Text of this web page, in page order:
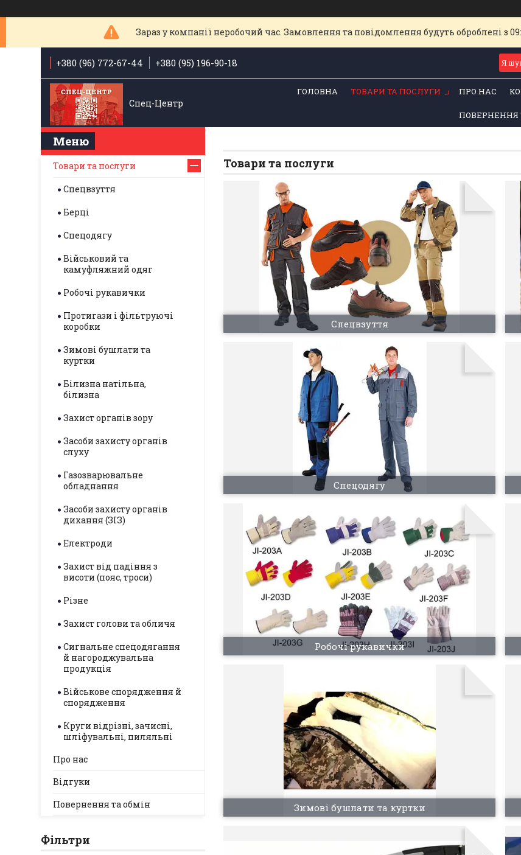
Зараз у компанії неробочий час. Замовлення та повідомлення будуть оброблені з
+380 (96) 772-67-44 +380 (95) 196-90-18
Спец-Центр
ГОЛОВНА ТОВАРИ ТА ПОСЛУГИ ПРО НАС
ПОВЕРНЕННЯ
Товари та послуги
Спецвзуття
Спецодягу
Робочі рукавички
Зимові бушлати та куртки
Товари та послуги
Спецвзуття
Берці
Спецодягу
Військовий та
камуфляжний одяг
Робочі рукавички
Протигази і фільтруючі
коробки
Зимові бушлати та
куртки
Білизна натільна,
білизна
Захист органів зору
Засоби захисту органів
слуху
Газозварювальне
обладнання
Засоби захисту органів
дихання (ЗІЗ)
Електроди
Захист від падіння з
висоти (пояс, троси)
Різне
Захист голови та обличя
Сигнальне спецодягання
й нагороджувальна
продукція
Військове спорядження й
спорядження
Круги відрізні, зачисні,
шліфувальні, пиляльні
Про нас
Відгуки
Повернення та обмін
Фільтри